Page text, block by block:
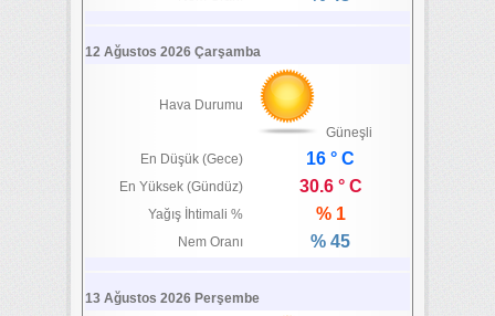
12 Ağustos 2026 Çarşamba
Hava Durumu
Güneşli
En Düşük (Gece)
16 ° C
En Yüksek (Gündüz) 30.6 ° C
Yağış İhtimali % % 1
Nem Oranı % 45
13 Ağustos 2026 Perşembe